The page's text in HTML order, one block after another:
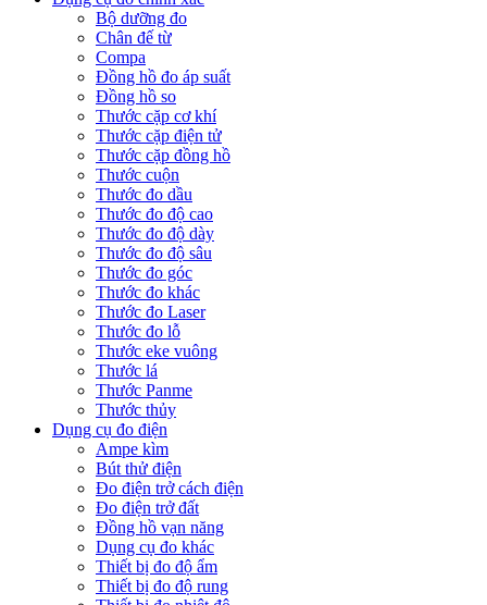
Bộ dưỡng đo
Chân đế từ
Compa
Đồng hồ đo áp suất
Đồng hồ so
Thước cặp cơ khí
Thước cặp điện tử
Thước cặp đồng hồ
Thước cuộn
Thước đo dầu
Thước đo độ cao
Thước đo độ dày
Thước đo độ sâu
Thước đo góc
Thước đo khác
Thước đo Laser
Thước đo lỗ
Thước eke vuông
Thước lá
Thước Panme
Thước thủy
Dụng cụ đo điện
Ampe kìm
Bút thử điện
Đo điện trở cách điện
Đo điện trở đất
Đồng hồ vạn năng
Dụng cụ đo khác
Thiết bị đo độ ẩm
Thiết bị đo độ rung